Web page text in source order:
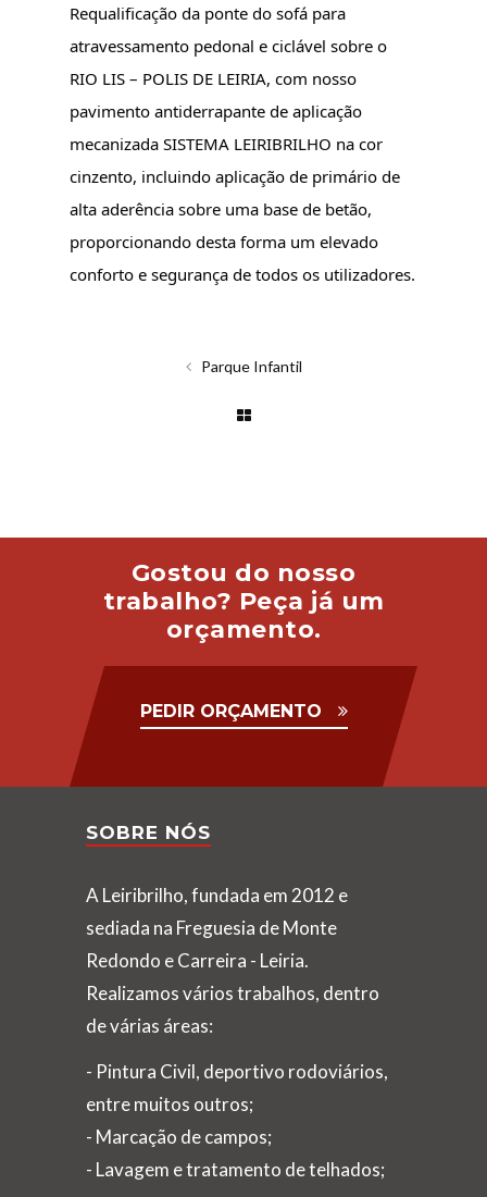
Requalificação da ponte do sofá para
atravessamento pedonal e ciclável sobre o
RIO LIS – POLIS DE LEIRIA, com nosso
pavimento antiderrapante de aplicação
mecanizada SISTEMA LEIRIBRILHO na cor
cinzento, incluindo aplicação de primário de
alta aderência sobre uma base de betão,
proporcionando desta forma um elevado
conforto e segurança de todos os utilizadores.
Parque Infantil
Gostou do nosso
trabalho? Peça já um
orçamento.
PEDIR ORÇAMENTO
SOBRE NÓS
A Leiribrilho, fundada em 2012 e
sediada na Freguesia de Monte
Redondo e Carreira - Leiria.
Realizamos vários trabalhos, dentro
de várias áreas:
- Pintura Civil, deportivo rodoviários,
entre muitos outros;
- Marcação de campos;
- Lavagem e tratamento de telhados;